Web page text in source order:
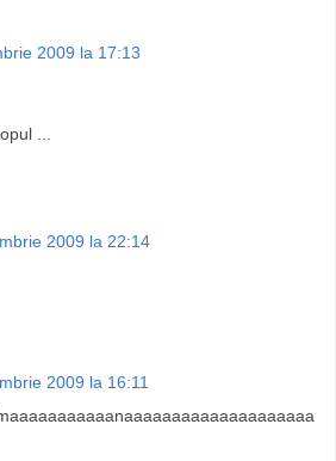
2009 la 17:13
...
2009 la 22:14
2009 la 16:11